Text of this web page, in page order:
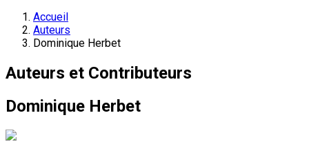
Accueil
Auteurs
Dominique Herbet
Auteurs et Contributeurs
Dominique Herbet